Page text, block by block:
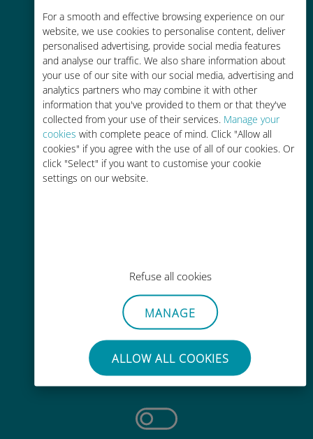
For a smooth and effective browsing experience on our
website, we use cookies to personalise content, deliver
personalised advertising, provide social media features
and analyse our traffic. We also share information about
your use of our site with our social media, advertising and
analytics partners who may combine it with other
information that you've provided to them or that they've
collected from your use of their services. Manage your
cookies with complete peace of mind. Click "Allow all
cookies" if you agree with the use of all of our cookies. Or
click "Select" if you want to customise your cookie
settings on our website.
Refuse all cookies
MANAGE
ALLOW ALL COOKIES
Rentable
Hasta un 90% más barato que los
costes de itinerancia con su
operador actual
Fácil recarga
Sin esfuerzo
No es necesario retirar la tarjeta
SIM